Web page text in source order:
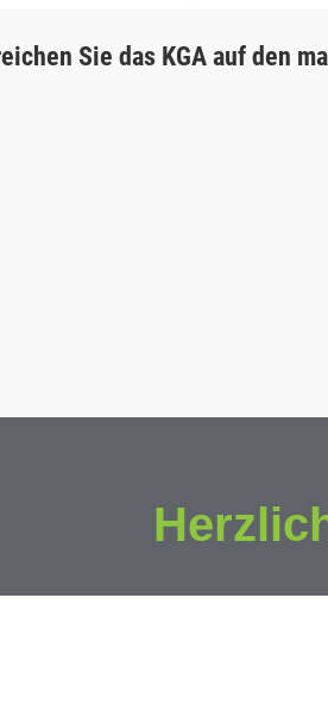
Sie das KGA auf den